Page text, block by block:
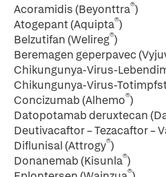
Acoramidis (Beyonttra®)
Atogepant (Aquipta®)
Belzutifan (Welireg®)
Beremagen geperpavec
Chikungunya-Virus-
Chikungunya-Virus-
Concizumab (Alhemo®)
Datopotamab deruxtecan
Deutivacaftor – Tezacaftor –
Diflunisal (Attrogy®)
Donanemab (Kisunla®)
®